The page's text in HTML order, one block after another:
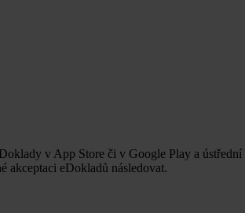
v App Store či v Google Play a ústřední
akceptaci eDokladů následovat.